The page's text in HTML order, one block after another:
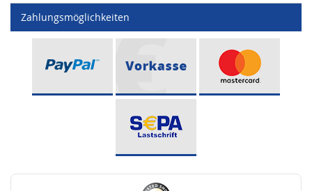
Zahlungsmöglichkeiten